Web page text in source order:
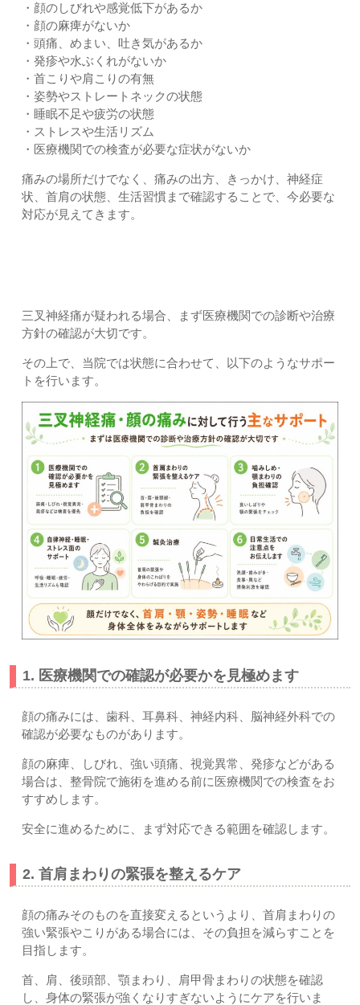
・顔のしびれや感覚低下があるか
・顔の麻痺がないか
・頭痛、めまい、吐き気があるか
・発疹や水ぶくれがないか
・首こりや肩こりの有無
・姿勢やストレートネックの状態
・睡眠不足や疲労の状態
・ストレスや生活リズム
・医療機関での検査が必要な症状がないか
痛みの場所だけでなく、痛みの出方、きっかけ、神経症
状、首肩の状態、生活習慣まで確認することで、今必要な
対応が見えてきます。
三叉神経痛が疑われる場合、まず医療機関での診断や治療
方針の確認が大切です。
その上で、当院では状態に合わせて、以下のようなサポー
トを行います。
1. 医療機関での確認が必要かを見極めます
顔の痛みには、歯科、耳鼻科、神経内科、脳神経外科での
確認が必要なものがあります。
顔の麻痺、しびれ、強い頭痛、視覚異常、発疹などがある
場合は、整骨院で施術を進める前に医療機関での検査をお
すすめします。
安全に進めるために、まず対応できる範囲を確認します。
2. 首肩まわりの緊張を整えるケア
顔の痛みそのものを直接変えるというより、首肩まわりの
強い緊張やこりがある場合には、その負担を減らすことを
目指します。
首、肩、後頭部、顎まわり、肩甲骨まわりの状態を確認
し、身体の緊張が強くなりすぎないようにケアを行いま